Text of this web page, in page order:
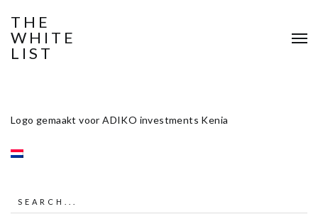
THE
WHITE
LIST
Logo gemaakt voor ADIKO investments Kenia